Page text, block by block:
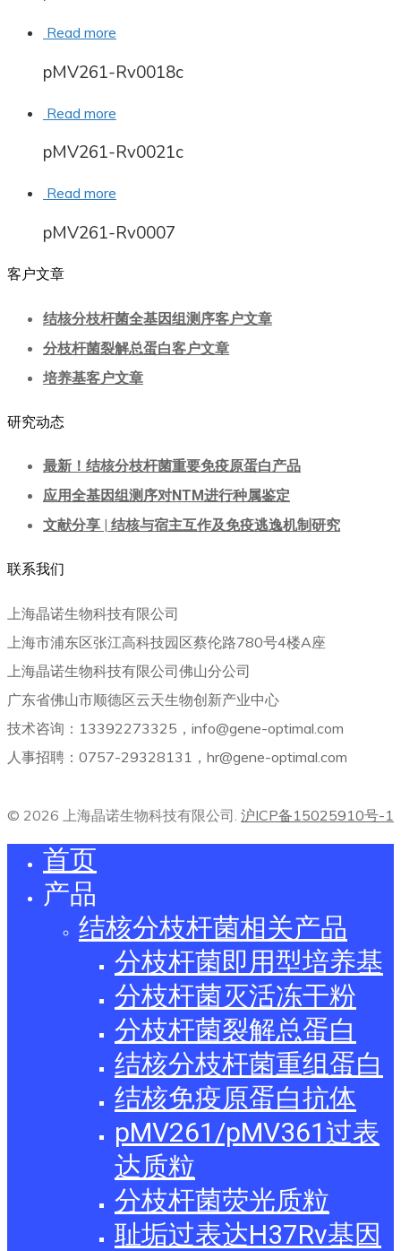
Read more
pMV261-Rv0018c
Read more
pMV261-Rv0021c
Read more
pMV261-Rv0007
客户文章
结核分枝杆菌全基因组测序客户文章
分枝杆菌裂解总蛋白客户文章
培养基客户文章
研究动态
最新！结核分枝杆菌重要免疫原蛋白产品
应用全基因组测序对NTM进行种属鉴定
文献分享 | 结核与宿主互作及免疫逃逸机制研究
联系我们
上海晶诺生物科技有限公司
上海市浦东区张江高科技园区蔡伦路780号4楼A座
上海晶诺生物科技有限公司佛山分公司
广东省佛山市顺德区云天生物创新产业中心
技术咨询：13392273325，info@gene-optimal.com
人事招聘：0757-29328131，hr@gene-optimal.com
© 2026 上海晶诺生物科技有限公司. 沪ICP备15025910号-1
首页
产品
结核分枝杆菌相关产品
分枝杆菌即用型培养基
分枝杆菌灭活冻干粉
分枝杆菌裂解总蛋白
结核分枝杆菌重组蛋白
结核免疫原蛋白抗体
pMV261/pMV361过表
达质粒
分枝杆菌荧光质粒
耻垢过表达H37Rv基因